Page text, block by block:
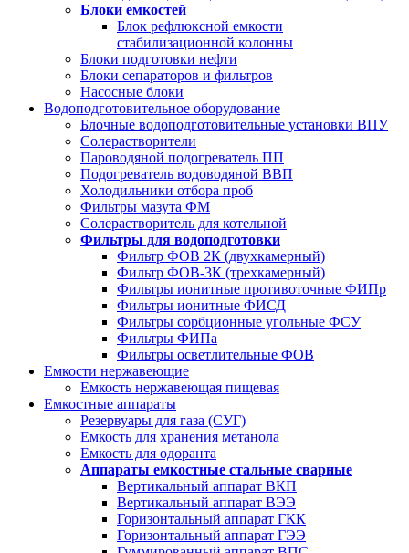
Блоки емкостей
Блок рефлюксной емкости
стабилизационной колонны
Блоки подготовки нефти
Блоки сепараторов и фильтров
Насосные блоки
Водоподготовительное оборудование
Блочные водоподготовительные установки ВПУ
Солерастворители
Пароводяной подогреватель ПП
Подогреватель водоводяной ВВП
Холодильники отбора проб
Фильтры мазута ФМ
Солерастворитель для котельной
Фильтры для водоподготовки
Фильтр ФОВ 2К (двухкамерный)
Фильтр ФОВ-3К (трехкамерный)
Фильтры ионитные противоточные ФИПр
Фильтры ионитные ФИСД
Фильтры сорбционные угольные ФСУ
Фильтры ФИПа
Фильтры осветлительные ФОВ
Емкости нержавеющие
Емкость нержавеющая пищевая
Емкостные аппараты
Резервуары для газа (СУГ)
Емкость для хранения метанола
Емкость для одоранта
Аппараты емкостные стальные сварные
Вертикальный аппарат ВКП
Вертикальный аппарат ВЭЭ
Горизонтальный аппарат ГКК
Горизонтальный аппарат ГЭЭ